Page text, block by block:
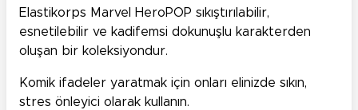
Elastikorps Marvel HeroPOP sıkıştırılabilir,
esnetilebilir ve kadifemsi dokunuşlu karakterden
oluşan bir koleksiyondur.
Komik ifadeler yaratmak için onları elinizde sıkın,
stres önleyici olarak kullanın.